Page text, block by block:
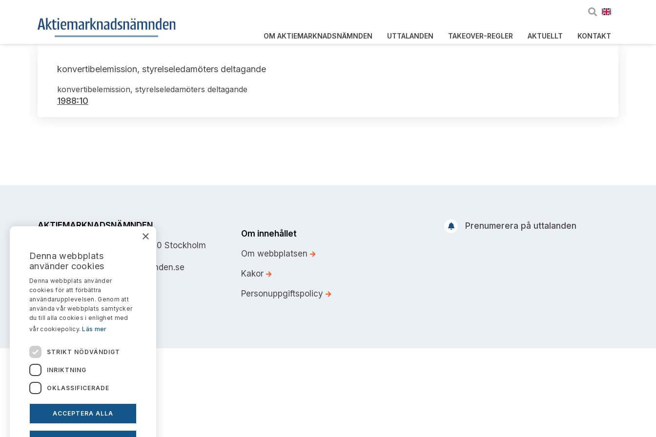
OM AKTIEMARKNADSNÄMNDEN UTTALANDEN TAKEOVER-REGLER AKTUELLT KONTAKT
konvertibelemission, styrelseledamöters deltagande
konvertibelemission, styrelseledamöters deltagande
1988:10
AKTIEMARKNADSNÄMNDEN
Address: Box 7354, 103 90 Stockholm
info@aktiemarknadsnamnden.se
Om innehållet
Om webbplatsen
Kakor
Personuppgiftspolicy
Prenumerera på uttalanden
×
Denna webbplats
använder cookies
Denna webbplats använder
cookies för att förbättra
användarupplevelsen. Genom att
använda vår webbplats samtycker
du till alla cookies i enlighet med
vår cookiepolicy.Läs mer
STRIKT NÖDVÄNDIGT
INRIKTNING
OKLASSIFICERADE
ACCEPTERA ALLA